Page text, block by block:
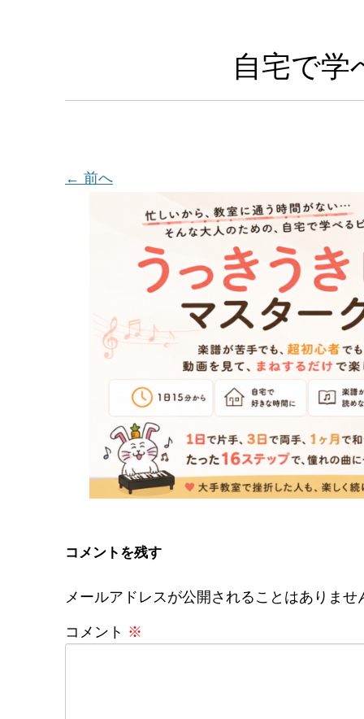
自宅で学
← 前へ
コメントを残す
メールアドレスが公開されることはありませ
コメント ※